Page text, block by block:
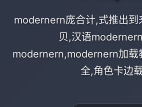
modernern庞合计,式推出
贝,汉语
modernern,modernern加载
全,角色卡边